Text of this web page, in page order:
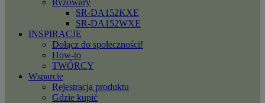
Ryżowary
SR-DA152KXE
SR-DA152WXE
INSPIRACJE
Dołącz do społeczności!
How-to
TWÓRCY
Wsparcie
Rejestracja produktu
Gdzie kupić